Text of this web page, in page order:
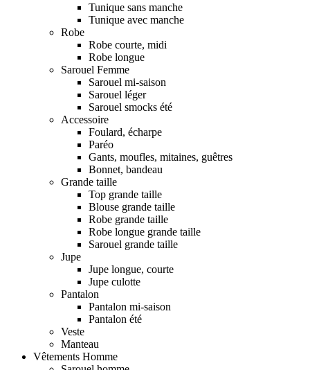
Tunique sans manche
Tunique avec manche
Robe
Robe courte, midi
Robe longue
Sarouel Femme
Sarouel mi-saison
Sarouel léger
Sarouel smocks été
Accessoire
Foulard, écharpe
Paréo
Gants, moufles, mitaines, guêtres
Bonnet, bandeau
Grande taille
Top grande taille
Blouse grande taille
Robe grande taille
Robe longue grande taille
Sarouel grande taille
Jupe
Jupe longue, courte
Jupe culotte
Pantalon
Pantalon mi-saison
Pantalon été
Veste
Manteau
Vêtements Homme